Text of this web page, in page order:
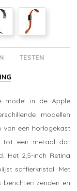
TESTEN
model in de Apple
modellen
van een horlogekast
tot een metaal dat
Het 2,5-inch Retina
saffierkristal. Met
zenden en